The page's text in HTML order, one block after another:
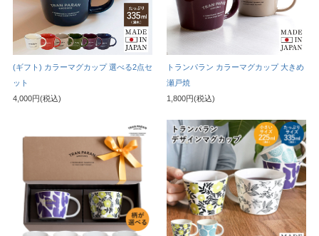
(ギフト) カラーマグカップ 選べる2点セ
ット
4,000円(税込)
トランパラン カラーマグカップ 大きめ
瀬戸焼
1,800円(税込)